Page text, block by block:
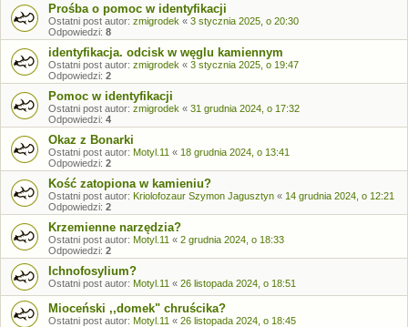
Prośba o pomoc w identyfikacji
Ostatni post autor: zmigrodek « 3 stycznia 2025, o 20:30
Odpowiedzi: 8
identyfikacja. odcisk w węglu kamiennym
Ostatni post autor: zmigrodek « 3 stycznia 2025, o 19:47
Odpowiedzi: 2
Pomoc w identyfikacji
Ostatni post autor: zmigrodek « 31 grudnia 2024, o 17:32
Odpowiedzi: 4
Okaz z Bonarki
Ostatni post autor: Motyl.11 « 18 grudnia 2024, o 13:41
Odpowiedzi: 2
Kość zatopiona w kamieniu?
Ostatni post autor: Kriolofozaur Szymon Jagusztyn « 14 grudnia 2024, o 12:21
Odpowiedzi: 2
Krzemienne narzędzia?
Ostatni post autor: Motyl.11 « 2 grudnia 2024, o 18:33
Odpowiedzi: 2
Ichnofosylium?
Ostatni post autor: Motyl.11 « 26 listopada 2024, o 18:51
Mioceński ,,domek" chruścika?
Ostatni post autor: Motyl.11 « 26 listopada 2024, o 18:45